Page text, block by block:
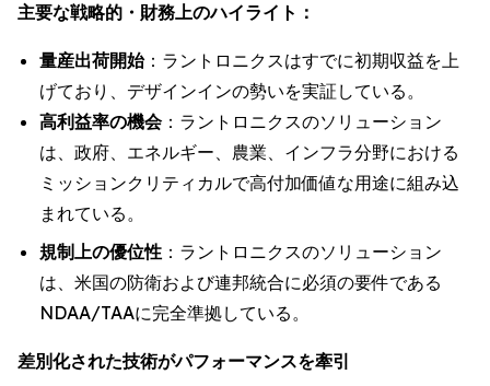
主要な戦略的・財務上のハイライト：
量産出荷開始：ラントロニクスはすでに初期収益を上
げており、デザインインの勢いを実証している。
高利益率の機会：ラントロニクスのソリューション
は、政府、エネルギー、農業、インフラ分野における
ミッションクリティカルで高付加価値な用途に組み込
まれている。
規制上の優位性 ：ラントロニクスのソリューション
は、米国の防衛および連邦統合に必須の要件である
NDAA/TAAに完全準拠している。
差別化された技術がパフォーマンスを牽引